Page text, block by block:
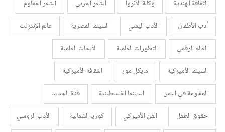
الثقافة الهندية وكالة الأنروا الشعر العربي
الشعر المقاوم
أدب الأطفال
الأدب اليمني السينما المصرية
عالم الإنترنت
العالم الرقمي
التطورات العلمية
الأبحاث العلمية
السينما الأميركية
مايكل مور
الثقافة الأميركية
المقاومة في اليمن
السينما الفلسطينية
قناة الجديد
حقوق الطفل
الفن الأميركي كوريا الشمالية
الأدب الروسي